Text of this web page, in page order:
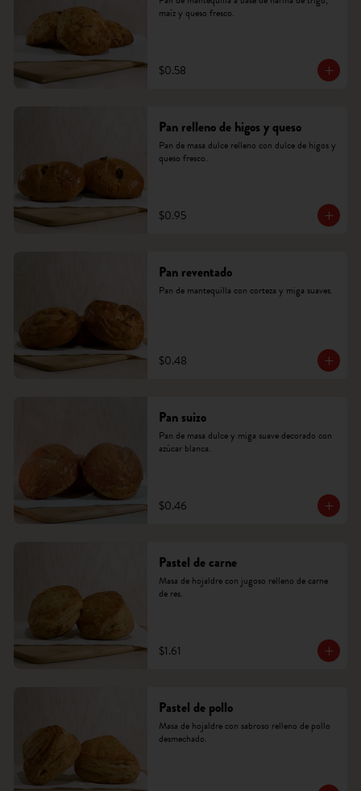
maíz y queso fresco.
$0.58
Pan relleno de higos y queso
Pan de masa dulce relleno con dulce de higos y
queso fresco.
$0.95
Pan reventado
Pan de mantequilla con corteza y miga suaves.
$0.48
Pan suizo
Pan de masa dulce y miga suave decorado con
azúcar blanca.
$0.46
Pastel de carne
Masa de hojaldre con jugoso relleno de carne
de res.
$1.61
Pastel de pollo
Masa de hojaldre con sabroso relleno de pollo
desmechado.